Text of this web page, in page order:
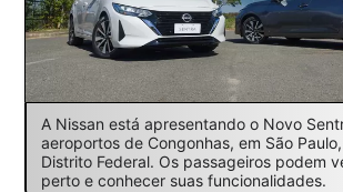
A Nissan está apresentando o Novo
aeroportos de Congonhas, em São
Distrito Federal. Os passageiros podem
perto e conhecer suas funcionalidades.